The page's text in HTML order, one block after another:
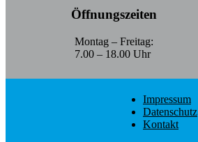
Öffnungszeiten
Montag – Freitag:
7.00 – 18.00 Uhr
Impressum
Datenschutz
Kontakt